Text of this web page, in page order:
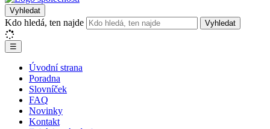
Vyhledat
Kdo hledá, ten najde Vyhledat
☰
Úvodní strana
Poradna
Slovníček
FAQ
Novinky
Kontakt